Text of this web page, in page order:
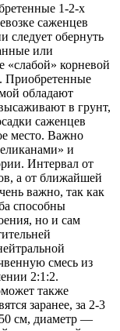
1-2-х
саженцев
следует обернуть
или
«слабой» корневой
Приобретенные
обладают
в грунт,
саженцев
место. Важно
и
Интервал от
а от ближайшей
важно, так как
способны
но и сам
смесь из
2:1:2.
также
заранее, за 2-3
см, диаметр —